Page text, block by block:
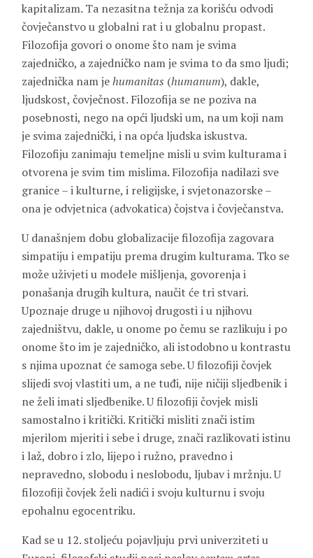
kapitalizam. Ta nezasitna težnja za korišću odvodi
čovječanstvo u globalni rat i u globalnu propast.
Filozofija govori o onome što nam je svima
zajedničko, a zajedničko nam je svima to da smo ljudi;
zajednička nam jehumanitas (humanum), dakle,
ljudskost, čovječnost. Filozofija se ne poziva na
posebnosti, nego na opći ljudski um, na um koji nam
je svima zajednički, i na opća ljudska iskustva.
Filozofiju zanimaju temeljne misli u svim kulturama i
otvorena je svim tim mislima. Filozofija nadilazi sve
granice – i kulturne, i religijske, i svjetonazorske –
ona je odvjetnica (advokatica) čojstva i čovječanstva.
U današnjem dobu globalizacije filozofija zagovara
simpatiju i empatiju prema drugim kulturama. Tko se
može uživjeti u modele mišljenja, govorenja i
ponašanja drugih kultura, naučit će tri stvari.
Upoznaje druge u njihovoj drugosti i u njihovu
zajedništvu, dakle, u onome po čemu se razlikuju i po
onome što im je zajedničko, ali istodobno u kontrastu
s njima upoznat će samoga sebe. U filozofiji čovjek
slijedi svoj vlastiti um, a ne tuđi, nije ničiji sljedbenik i
ne želi imati sljedbenike. U filozofiji čovjek misli
samostalno i kritički. Kritički misliti znači istim
mjerilom mjeriti i sebe i druge, znači razlikovati istinu
i laž, dobro i zlo, lijepo i ružno, pravedno i
nepravedno, slobodu i neslobodu, ljubav i mržnju. U
filozofiji čovjek želi nadići i svoju kulturnu i svoju
epohalnu egocentriku.
Kad se u 12. stoljeću pojavljuju prvi univerziteti u